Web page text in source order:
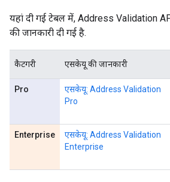
यहां दी गई टेबल में, Address Validation
की जानकारी दी गई है.
कैटगरी एसकेयू की जानकारी
Pro
एसकेयू: Address Validation
Pro
Enterprise
एसकेयू: Address Validation
Enterprise